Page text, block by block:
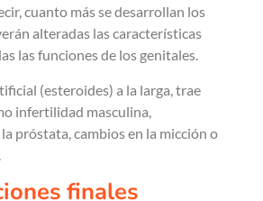
cuanto más se desarrollan los
alteradas las características
las funciones de los genitales.
(esteroides) a la larga, trae
infertilidad masculina,
próstata, cambios en la micción o
finales